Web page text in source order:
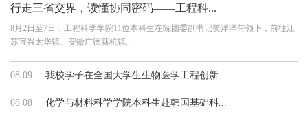
行走三省交界，读懂协同密码——工程科...
8月2日至7日，工程科学学院11位本科生在院团委副书记樊洋洋带领下，前往江
苏宜兴太华镇、安徽广德新杭镇...
08.09 我校学子在全国大学生生物医学工程创新...
08.08 化学与材料科学学院本科生赴韩国基础科...